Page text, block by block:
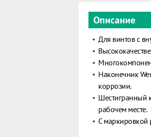
Описание
Для винтов с
Наконечник
коррозии.
Шестигранный
рабочем месте.
С маркировкой